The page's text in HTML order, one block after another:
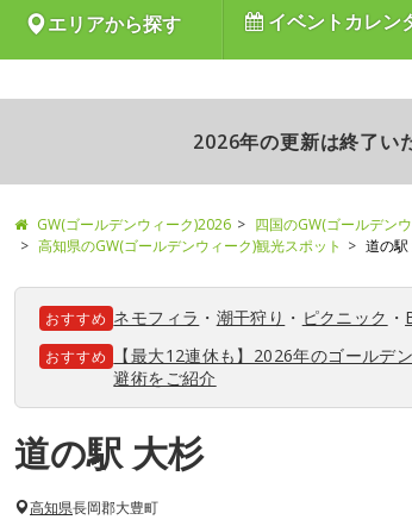
エリアから探す イベントカレン
2026年の更新は終了い
GW(ゴールデンウィーク)2026 四国のGW(ゴールデン
高知県のGW(ゴールデンウィーク)観光スポット
道の駅
おすすめ ネモフィラ ・ 潮干狩り ・ ピクニック ・
おすすめ
【最大12連休も】2026年のゴールデ
避術をご紹介
道の駅 大杉
高知県長岡郡大豊町